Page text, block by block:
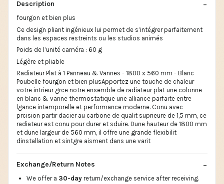
Description
fourgon et bien plus
Ce design pliant ingénieux lui permet de s’intégrer parfaitement
dans les espaces restreints ou les studios animés
Poids de l’unité caméra : 60 g
Légère et pliable
Radiateur Plat à 1 Panneau & Vannes - 1800 x 560 mm - Blanc
Poubelle fourgon et bien plusApportez une touche de chaleur
votre intrieur grce notre ensemble de radiateur plat une colonne
en blanc & vanne thermostatique une alliance parfaite entre
lgance intemporelle et performance moderne. Conu avec
prcision partir dacier au carbone de qualit suprieure de 1,5 mm, ce
radiateur est conu pour durer et sduire. Dune hauteur de 1800 mm
et dune largeur de 560 mm, il offre une grande flexibilit
dinstallation et sintgre aisment dans une varit
Exchange/Return Notes
We offer a 30-day return/exchange service after receiving.